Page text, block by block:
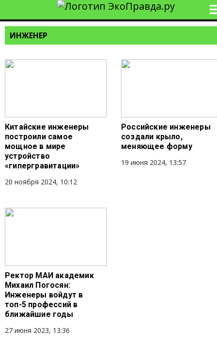
ИНЖЕНЕР
Китайские инженеры
построили самое
мощное в мире
устройство
«гипергравитации»
20 ноября 2024, 10:12
Российские инженеры
создали крыло,
меняющее форму
19 июня 2024, 13:57
Ректор МАИ академик
Михаил Погосян:
Инженеры войдут в
топ-5 профессий в
ближайшие годы
27 июня 2023, 13:36